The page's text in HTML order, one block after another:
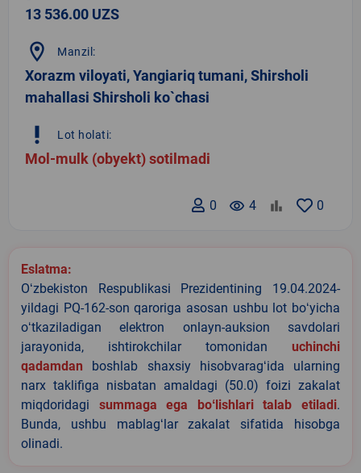
13 536.00 UZS
location_on Manzil:
Xorazm viloyati, Yangiariq tumani, Shirsholi
mahallasi Shirsholi ko`chasi
priority_high Lot holati:
Mol-mulk (obyekt) sotilmadi
0
remove_red_eye 4
0
Eslatma:
Oʻzbekiston Respublikasi Prezidentining 19.04.2024-
yildagi PQ-162-son qaroriga asosan ushbu lot boʻyicha
oʻtkaziladigan elektron onlayn-auksion savdolari
jarayonida, ishtirokchilar tomonidan uchinchi
qadamdan boshlab shaxsiy hisobvaragʻida ularning
narx taklifiga nisbatan amaldagi (50.0) foizi zakalat
miqdoridagi summaga ega boʻlishlari talab etiladi.
Bunda, ushbu mablagʻlar zakalat sifatida hisobga
olinadi.